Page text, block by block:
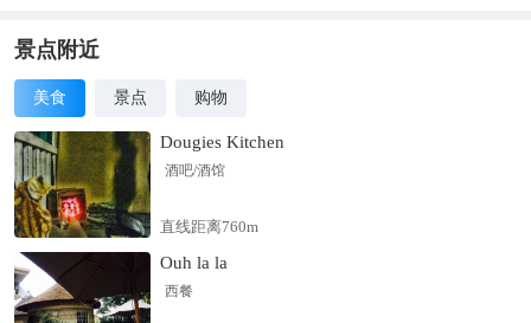
景点附近
美食 景点 购物
Dougies Kitchen
酒吧/酒馆
直线距离760m
Ouh la la
西餐